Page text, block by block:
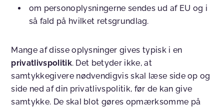
om personoplysningerne sendes ud af EU og i
så fald på hvilket retsgrundlag.
Mange af disse oplysninger gives typisk i en
privatlivspolitik. Det betyder ikke, at
samtykkegivere nødvendigvis skal læse side op og
side ned af din privatlivspolitik, før de kan give
samtykke. De skal blot gøres opmærksomme på